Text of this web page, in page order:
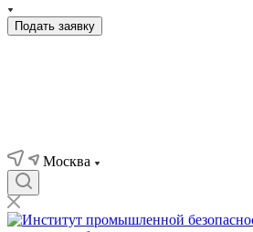
Подать заявку
Москва